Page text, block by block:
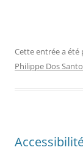
Cette entrée a été
Philippe Dos